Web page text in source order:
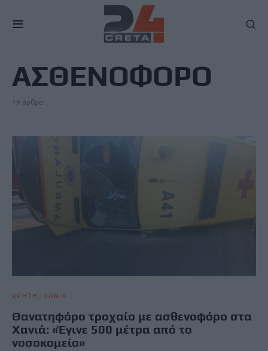
ΑΣΘΕΝΟΦΟΡΟ
19 άρθρα
ΚΡΗΤΗ ΧΑΝΙΑ
Θανατηφόρο τροχαίο με ασθενοφόρο στα
Χανιά: «Έγινε 500 μέτρα από το
νοσοκομείο»